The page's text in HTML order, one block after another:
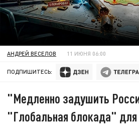
АНДРЕЙ ВЕСЕЛОВ 11 ИЮНЯ 06:00
ПОДПИШИТЕСЬ:
"Медленно задушить
"Глобальная блокада"